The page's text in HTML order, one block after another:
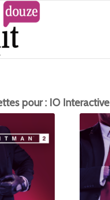
pour : IO Interactive